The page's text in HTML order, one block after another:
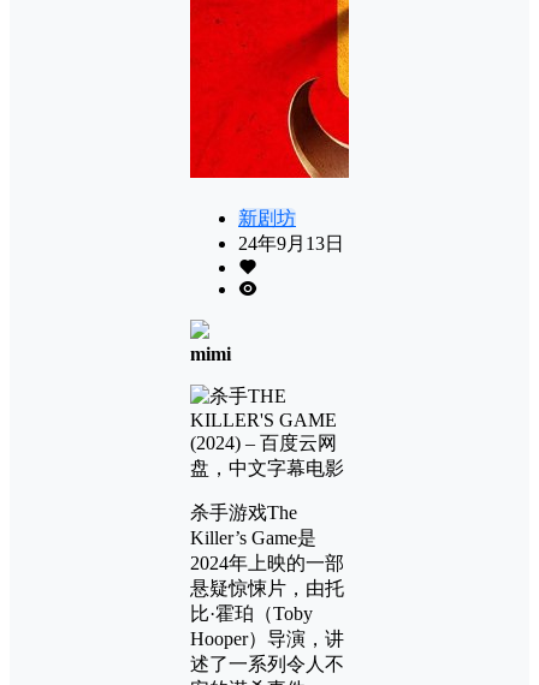
新剧坊
24年9月13日
mimi
杀手游戏The
Killer’s Game是
2024年上映的一部
悬疑惊悚片，由托
比·霍珀（Toby
Hooper）导演，讲
述了一系列令人不